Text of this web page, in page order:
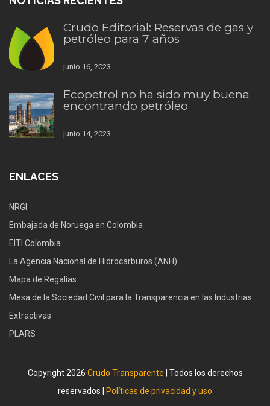
Crudo Editorial: Reservas de gas y
petróleo para 7 años
junio 16, 2023
Ecopetrol no ha sido muy buena
encontrando petróleo
junio 14, 2023
ENLACES
NRGI
Embajada de Noruega en Colombia
EITI Colombia
La Agencia Nacional de Hidrocarburos (ANH)
Mapa de Regalías
Mesa de la Sociedad Civil para la Transparencia en las Industrias
Extractivas
PLARS
Copyright 2026 Crudo Transparente | Todos los derechos
reservados |
Políticas de privacidad y uso